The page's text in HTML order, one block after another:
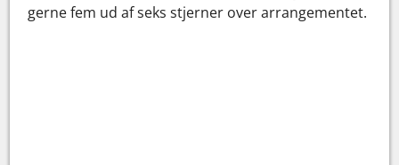
gerne fem ud af seks stjerner over arrangementet.